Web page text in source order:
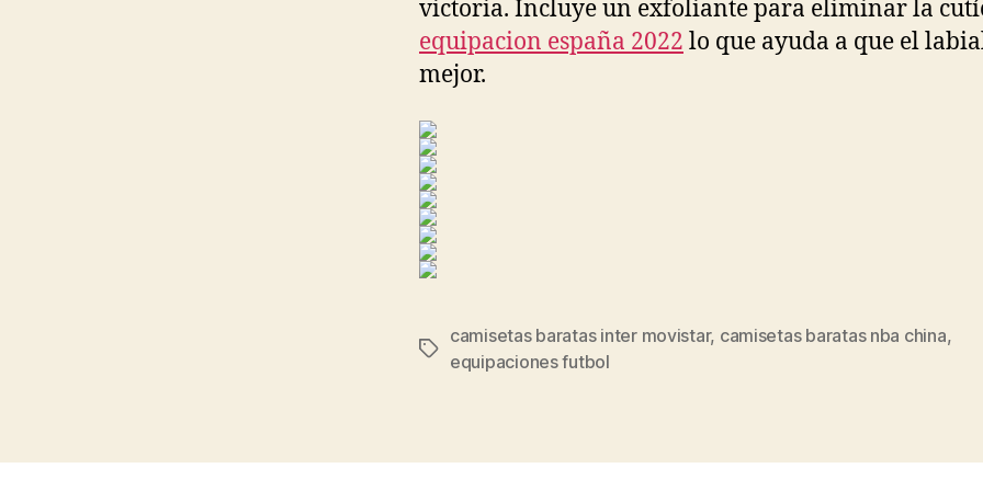
victoria. Incluye un exfoliante para eliminar la
equipacion españa 2022 lo que ayuda a que el
mejor.
Etiquetas
camisetas baratas inter movistar, camisetas baratas nba china,
equipaciones futbol